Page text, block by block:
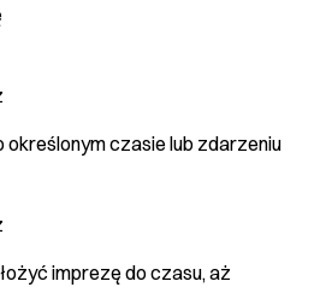
określonym czasie lub zdarzeniu
imprezę do czasu, aż